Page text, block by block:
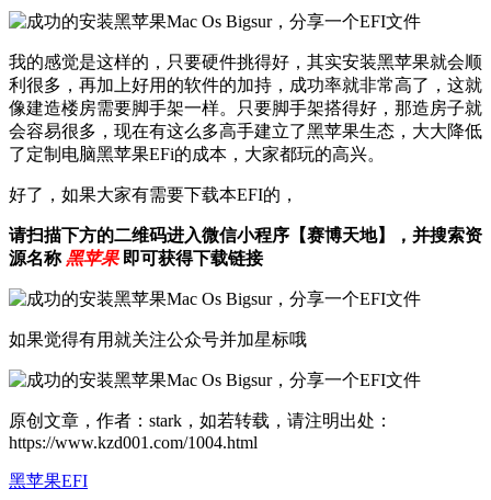
我的感觉是这样的，只要硬件挑得好，其实安装黑苹果就会顺
利很多，再加上好用的软件的加持，成功率就非常高了，这就
像建造楼房需要脚手架一样。只要脚手架搭得好，那造房子就
会容易很多，现在有这么多高手建立了黑苹果生态，大大降低
了定制电脑黑苹果EFi的成本，大家都玩的高兴。
好了，如果大家有需要下载本EFI的，
请扫描下方的二维码进入微信小程序【赛博天地】，并搜索资
源名称黑苹果即可获得下载链接
如果觉得有用就关注公众号并加星标哦
原创文章，作者：stark，如若转载，请注明出处：
https://www.kzd001.com/1004.html
黑苹果EFI